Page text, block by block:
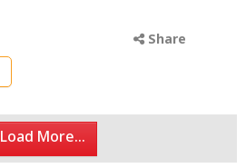
Share
Load More...